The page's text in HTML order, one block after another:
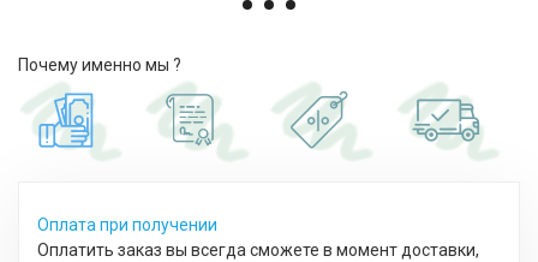
Почему именно мы ?
Оплата при получении
Оплатить заказ вы всегда сможете в момент доставки,